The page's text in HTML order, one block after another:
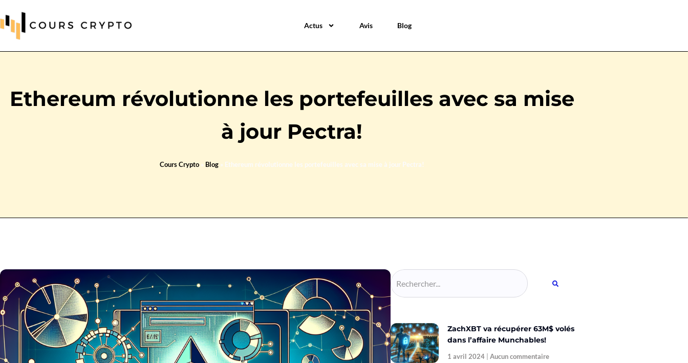
Actus Avis Blog
Ethereum révolutionne les portefeuilles avec sa mise
à jour Pectra!
Cours Crypto» Blog» Ethereum révolutionne les portefeuilles avec sa mise à jour Pectra!
ZachXBT va récupérer 63M$ volés
dans l’affaire Munchables!
1 avril 2024 Aucun commentaire